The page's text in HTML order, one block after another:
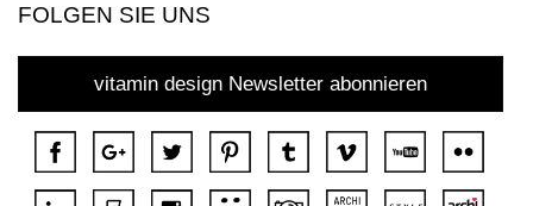
FOLGEN SIE UNS
vitamin design Newsletter abonnieren